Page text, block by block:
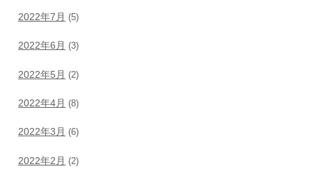
2022年7月 (5)
2022年6月 (3)
2022年5月 (2)
2022年4月 (8)
2022年3月 (6)
2022年2月 (2)